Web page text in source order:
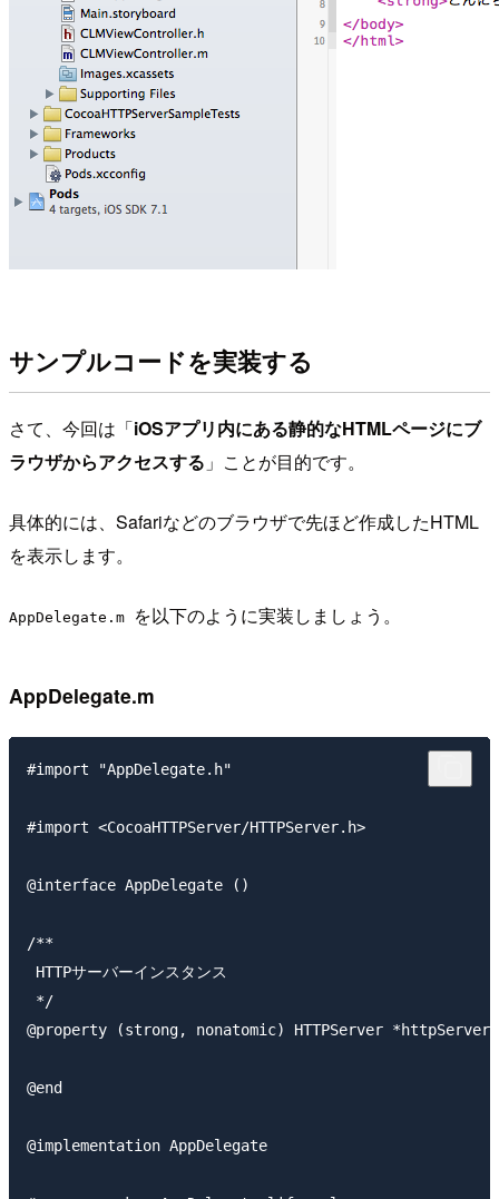
サンプルコードを実装する
さて、今回は「iOSアプリ内にある静的なHTMLページにブ
ラウザからアクセスする 」ことが目的です。
具体的には、Safariなどのブラウザで先ほど作成したHTML
を表示します。
AppDelegate.m を以下のように実装しましょう。
AppDelegate.m
#import "AppDelegate.h"
#import <CocoaHTTPServer/HTTPServer.h>
@interface AppDelegate ()
/**
HTTPサーバーインスタンス
*/
@property (strong, nonatomic) HTTPServer *httpServer;
@end
@implementation AppDelegate